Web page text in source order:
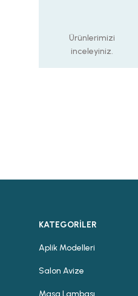
Ürünlerimizi
inceleyiniz.
KATEGORİLER
Aplik Modelleri
Salon Avize
Masa Lambası